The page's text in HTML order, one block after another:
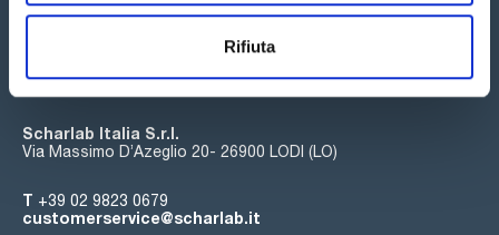
Rifiuta
Iscriviti alla Newsletter
Scharlab Italia S.r.l.
Via Massimo D’Azeglio 20- 26900 LODI (LO)
T +39 02 9823 0679
customerservice@scharlab.it